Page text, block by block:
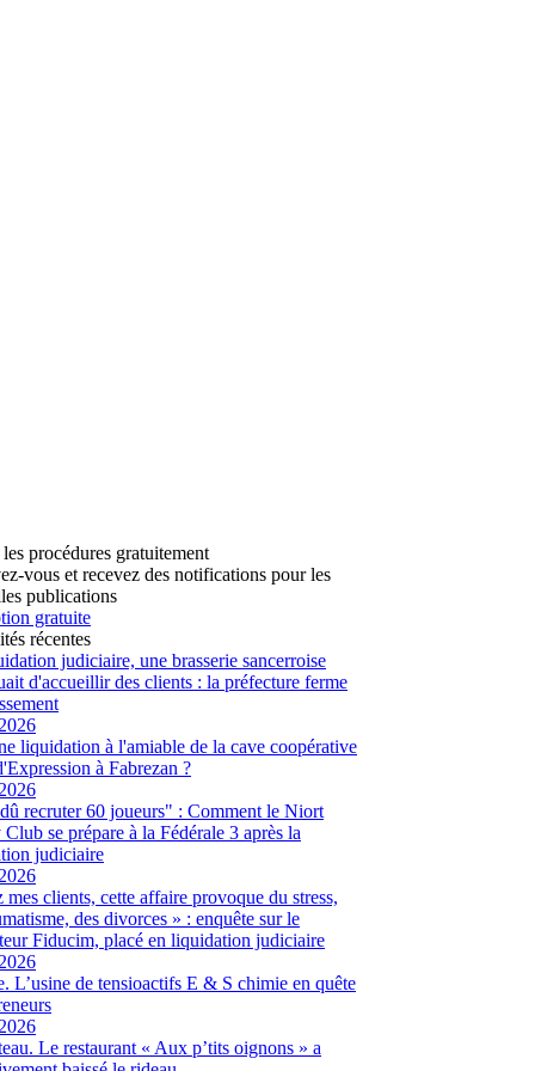
procédures gratuitement
vous et recevez des notifications pour les
publications
gratuite
récentes
judiciaire, une brasserie sancerroise
d'accueillir des clients : la préfecture ferme
liquidation à l'amiable de la cave coopérative
à Fabrezan ?
recruter 60 joueurs" : Comment le Niort
se prépare à la Fédérale 3 après la
judiciaire
mes clients, cette affaire provoque du stress,
des divorces » : enquête sur le
Fiducim, placé en liquidation judiciaire
L’usine de tensioactifs E & S chimie en quête
Le restaurant « Aux p’tits oignons » a